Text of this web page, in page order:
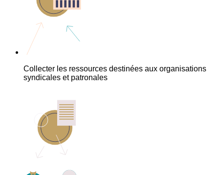
Collecter les ressources destinées aux organisations
syndicales et patronales